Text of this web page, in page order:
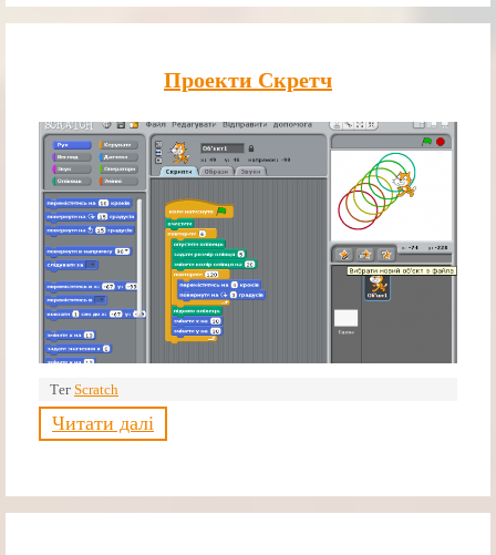
Проекти Скретч
Тег Scratch
Читати далі